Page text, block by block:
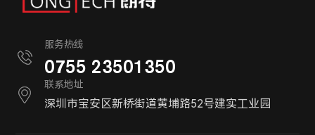
服务热线
0755 23501350
联系地址
深圳市宝安区新桥街道黄埔路52号建实工业园